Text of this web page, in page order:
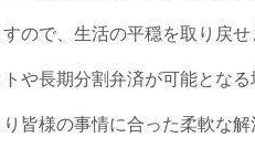
ので、生活の平穏を取り戻せ
や長期分割弁済が可能となる
皆様の事情に合った柔軟な解